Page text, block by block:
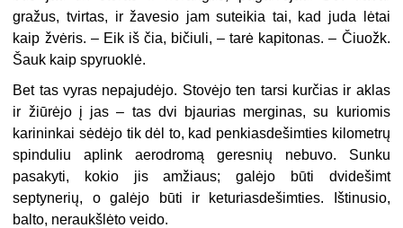
gražus, tvirtas, ir žavesio jam suteikia tai, kad juda lėtai
kaip žvėris. – Eik iš čia, bičiuli, – tarė kapitonas. – Čiuožk.
Šauk kaip spyruoklė.
Bet tas vyras nepajudėjo. Stovėjo ten tarsi kurčias ir aklas
ir žiūrėjo į jas – tas dvi bjaurias merginas, su kuriomis
karininkai sėdėjo tik dėl to, kad penkiasdešimties kilometrų
spinduliu aplink aerodromą geresnių nebuvo. Sunku
pasakyti, kokio jis amžiaus; galėjo būti dvidešimt
septynerių, o galėjo būti ir keturiasdešimties. Ištinusio,
balto, neraukšlėto veido.